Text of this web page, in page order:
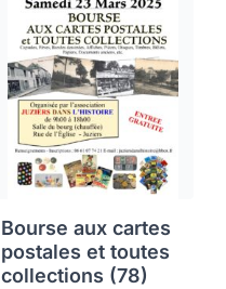
Bourse aux cartes
postales et toutes
collections (78)